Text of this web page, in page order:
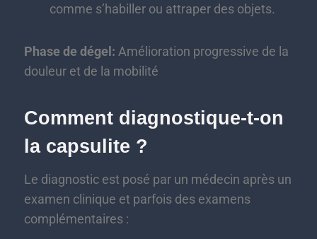
comme s’habiller ou attraper des objets.
Phase de dégel: Amélioration progressive de la
douleur et de la mobilité
Comment diagnostique-t-on
la capsulite ?
Le diagnostic est posé par un médecin après un
examen clinique et parfois des examens
complémentaires :